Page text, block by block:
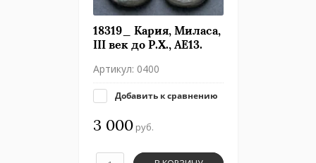
18319_ Кария, Миласа,
III век до Р.Х., АЕ13.
Артикул: 0400
Добавить к сравнению
3 000руб.